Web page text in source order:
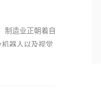
制造业正朝着自
器人以及视觉